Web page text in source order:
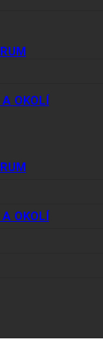
OKOLÍ
OKOLÍ